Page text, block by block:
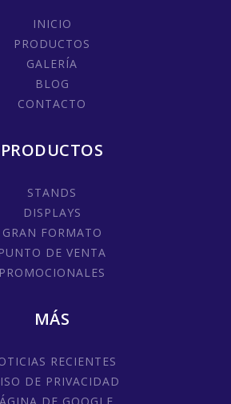
INICIO
PRODUCTOS
GALERÍA
BLOG
CONTACTO
PRODUCTOS
STANDS
DISPLAYS
GRAN FORMATO
PUNTO DE VENTA
PROMOCIONALES
MÁS
RECIENTES
DE PRIVACIDAD